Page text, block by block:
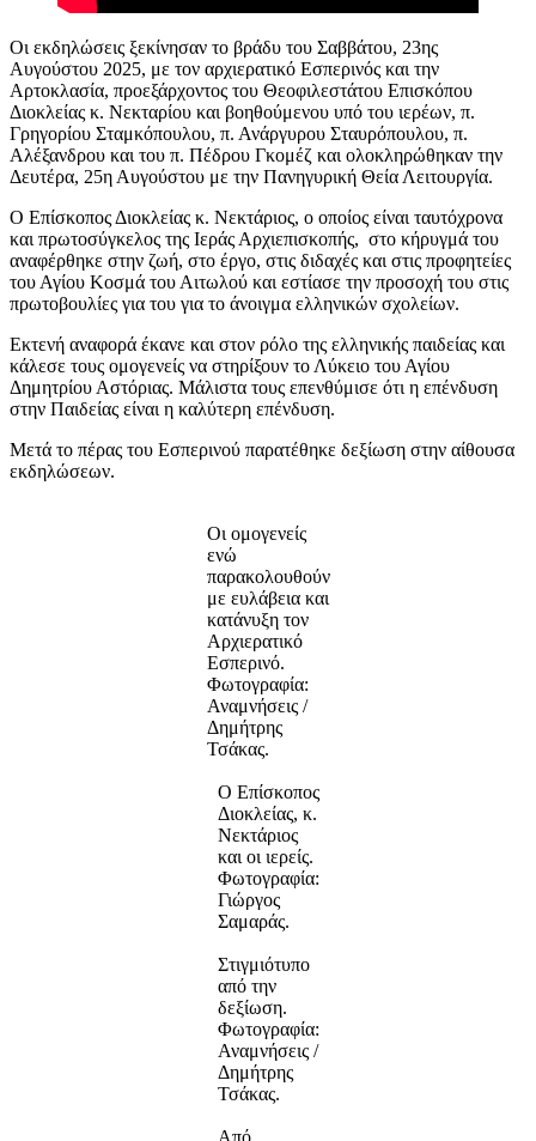
Οι εκδηλώσεις ξεκίνησαν το βράδυ του Σαββάτου, 23ης
Αυγούστου 2025, με τον αρχιερατικό Εσπερινός και την
Αρτοκλασία, προεξάρχοντος του Θεοφιλεστάτου Επισκόπου
Διοκλείας κ. Νεκταρίου και βοηθούμενου υπό του ιερέων, π.
Γρηγορίου Σταμκόπουλου, π. Ανάργυρου Σταυρόπουλου, π.
Αλέξανδρου και του π. Πέδρου Γκομέζ και ολοκληρώθηκαν την
Δευτέρα, 25η Αυγούστου με την Πανηγυρική Θεία Λειτουργία.
Ο Επίσκοπος Διοκλείας κ. Νεκτάριος, ο οποίος είναι ταυτόχρονα
και πρωτοσύγκελος της Ιεράς Αρχιεπισκοπής, στο κήρυγμά του
αναφέρθηκε στην ζωή, στο έργο, στις διδαχές και στις προφητείες
του Αγίου Κοσμά του Αιτωλού και εστίασε την προσοχή του στις
πρωτοβουλίες για του για το άνοιγμα ελληνικών σχολείων.
Εκτενή αναφορά έκανε και στον ρόλο της ελληνικής παιδείας και
κάλεσε τους ομογενείς να στηρίξουν το Λύκειο του Αγίου
Δημητρίου Αστόριας. Μάλιστα τους επενθύμισε ότι η επένδυση
στην Παιδείας είναι η καλύτερη επένδυση.
Μετά το πέρας του Εσπερινού παρατέθηκε δεξίωση στην αίθουσα
εκδηλώσεων.
Οι ομογενείς
ενώ
παρακολουθούν
με ευλάβεια και
κατάνυξη τον
Αρχιερατικό
Εσπερινό.
Φωτογραφία:
Αναμνήσεις /
Δημήτρης
Τσάκας.
Ο Επίσκοπος
Διοκλείας, κ.
Νεκτάριος
και οι ιερείς.
Φωτογραφία:
Γιώργος
Σαμαράς.
Στιγμιότυπο
από την
δεξίωση.
Φωτογραφία:
Αναμνήσεις /
Δημήτρης
Τσάκας.
Από